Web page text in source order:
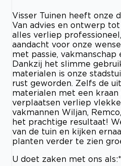
Visser Tuinen heeft onze
Van advies en ontwerp
alles verliep
aandacht voor onze
met passie,
Dankzij het slimme
materialen is onze
rust geworden. Zelfs de
materialen met een
verplaatsen verliep
vakmannen Wiljan,
het prachtige resultaat!
van de tuin en kijken
planten verder te zien
U doet zaken met ons als:*